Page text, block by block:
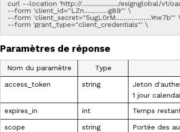
curl --location 'http://………………/esignglobal/v1/
--form 'client_id="LZn…………g89"' \
--form 'client_secret="5ugL0rM………………Yne7b"'
--form 'grant_type="client_credentials"' \
Paramètres de réponse
Nom du paramètre Type
access_token string Jeton
1 jour
expires_in
int Temps
scope string
Portée des